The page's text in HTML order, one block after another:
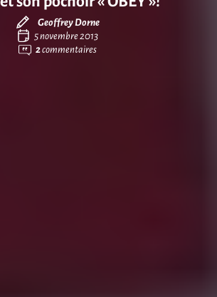
Geoffrey Dorne
5 novembre 2013
2commentaires